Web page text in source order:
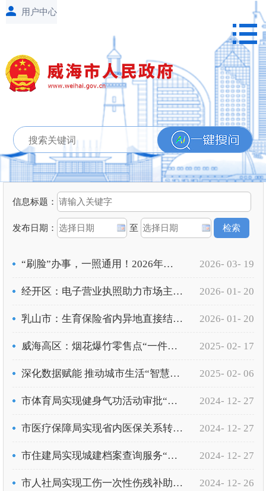
信息标题：
发布日期： 至
“刷脸”办事，一照通用！2026年威海将打造10个“亮码即办”应用场景 2026- 03- 19
经开区：电子营业执照助力市场主体登记“快办、好办” 2026- 01- 20
乳山市：生育保险省内异地直接结算“无证明”办理 2026- 01- 20
威海高区：烟花爆竹零售点“一件事”高效便捷 2025- 02- 17
深化数据赋能 推动城市生活“智慧享” 2025- 02- 06
市体育局实现健身气功活动审批“无证明”办理 2024- 12- 27
市医疗保障局实现省内医保关系转移接续“免申转” 2024- 12- 27
市住建局实现城建档案查询服务“无证明”办理 2024- 12- 27
市人社局实现工伤一次性伤残补助金主动发放 2024- 12- 26